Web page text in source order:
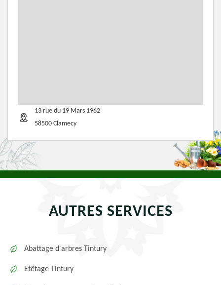
13 rue du 19 Mars 1962
58500 Clamecy
AUTRES SERVICES
Abattage d'arbres Tintury
Etêtage Tintury